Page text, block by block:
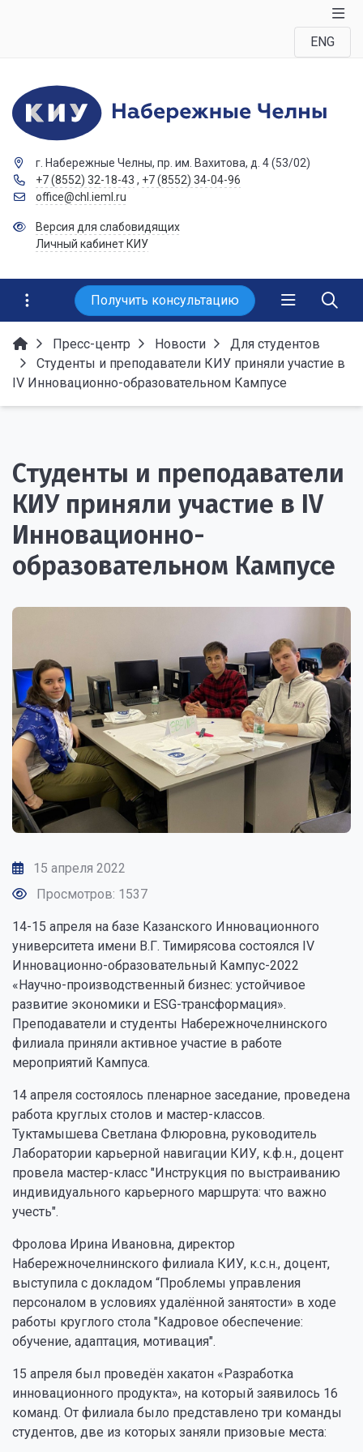
ENG
г. Набережные Челны, пр. им. Вахитова, д. 4 (53/02)
+7 (8552) 32-18-43 , +7 (8552) 34-04-96
office@chl.ieml.ru
Версия для слабовидящих
Личный кабинет КИУ
Получить консультацию
Пресс-центр Новости
Для студентов
Студенты и преподаватели КИУ приняли участие в
IV Инновационно-образовательном Кампусе
Студенты и преподаватели
КИУ приняли участие в IV
Инновационно-
образовательном Кампусе
15 апреля 2022
Просмотров: 1537
14-15 апреля на базе Казанского Инновационного
университета имени В.Г. Тимирясова состоялся IV
Инновационно-образовательный Кампус-2022
«Научно-производственный бизнес: устойчивое
развитие экономики и ESG-трансформация».
Преподаватели и студенты Набережночелнинского
филиала приняли активное участие в работе
мероприятий Кампуса.
14 апреля состоялось пленарное заседание, проведена
работа круглых столов и мастер-классов.
Туктамышева Светлана Флюровна, руководитель
Лаборатории карьерной навигации КИУ, к.ф.н., доцент
провела мастер-класс "Инструкция по выстраиванию
индивидуального карьерного маршрута: что важно
учесть".
Фролова Ирина Ивановна, директор
Набережночелнинского филиала КИУ, к.с.н., доцент,
выступила с докладом “Проблемы управления
персоналом в условиях удалённой занятости» в ходе
работы круглого стола "Кадровое обеспечение:
обучение, адаптация, мотивация".
15 апреля был проведён хакатон «Разработка
инновационного продукта», на который заявилось 16
команд. От филиала было представлено три команды
студентов, две из которых заняли призовые места: